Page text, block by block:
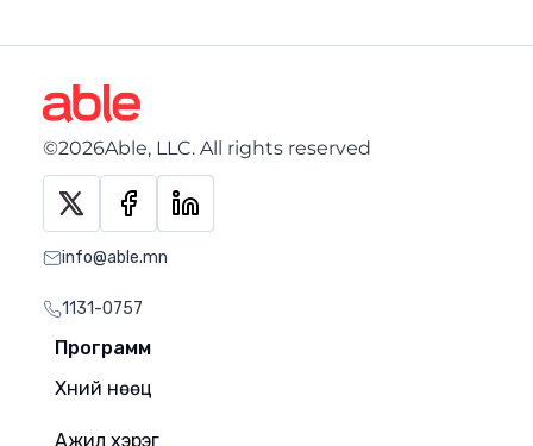
©2026Able, LLC. All rights reserved
info@able.mn
1131-0757
Программ
Хүний нөөц
Ажил хэрэг